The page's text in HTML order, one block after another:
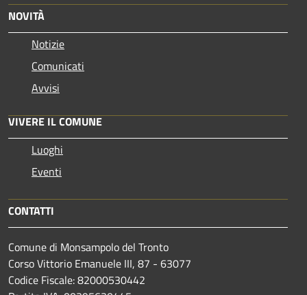
NOVITÀ
Notizie
Comunicati
Avvisi
VIVERE IL COMUNE
Luoghi
Eventi
CONTATTI
Comune di Monsampolo del Tronto
Corso Vittorio Emanuele III, 87 - 63077
Codice Fiscale: 82000530442